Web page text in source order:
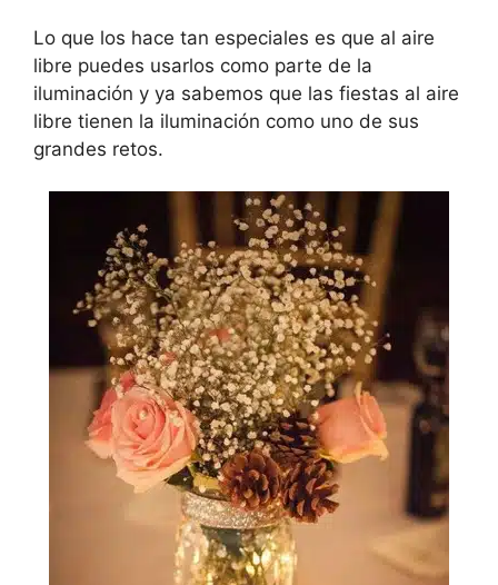
Lo que los hace tan especiales es que al aire
libre puedes usarlos como parte de la
iluminación y ya sabemos que las fiestas al aire
libre tienen la iluminación como uno de sus
grandes retos.